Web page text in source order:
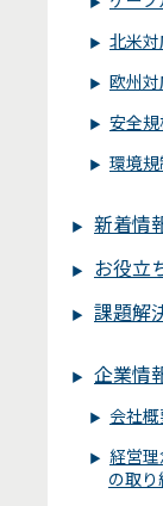
北米
欧州
安全
環境
新着情
お役立
課題解
企業情
会社
経営
の取